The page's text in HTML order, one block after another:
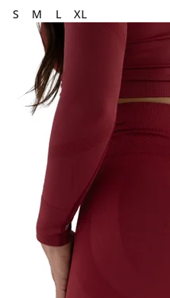
S
M L XL